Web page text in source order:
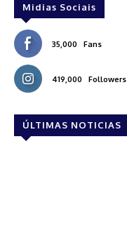
Midias Sociais
35,000 Fans
419,000 Followers
ÚLTIMAS NOTICIAS